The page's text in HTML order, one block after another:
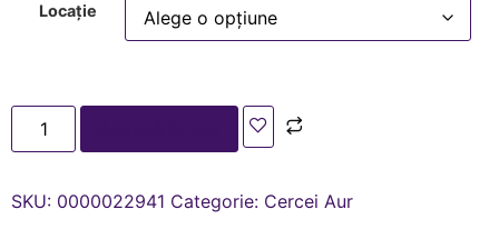
Locație
SKU: 0000022941 Categorie: Cercei Aur